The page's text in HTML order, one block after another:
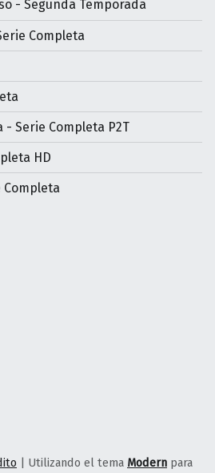
- Segunda Temporada
Completa
- Serie Completa P2T
HD
Completa
Utilizando el tema Modern para